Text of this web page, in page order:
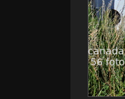
canada
56